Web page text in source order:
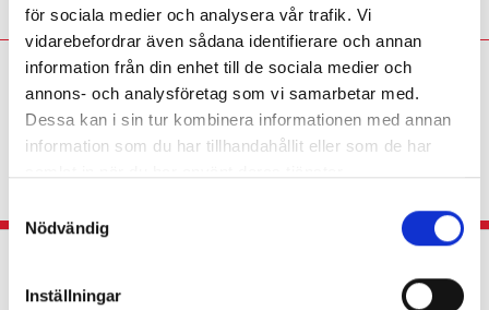
för sociala medier och analysera vår trafik. Vi
vidarebefordrar även sådana identifierare och annan
information från din enhet till de sociala medier och
annons- och analysföretag som vi samarbetar med.
Dessa kan i sin tur kombinera informationen med annan
information som du har tillhandahållit eller som de har
a
Nödvändig
Inställningar
Eva Söderberg:I slöjd går
det inte att vakna till i
slutet av terminen
konflikter